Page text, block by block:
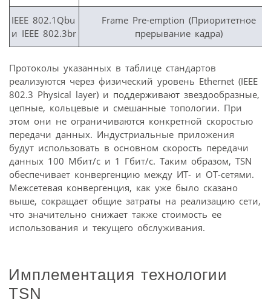
IEEE 802.1Qbu
и IEEE 802.3br
Frame Pre-emption (Приоритетное
прерывание кадра)
Протоколы указанных в таблице стандартов
реализуются через физический уровень Ethernet (IEEE
802.3 Physical layer) и поддерживают звездообразные,
цепные, кольцевые и смешанные топологии. При
этом они не ограничиваются конкретной скоростью
передачи данных. Индустриальные приложения
будут использовать в основном скорость передачи
данных 100 Мбит/с и 1 Гбит/с. Таким образом, TSN
обеспечивает конвергенцию между ИT- и OT-сетями.
Межсетевая конвергенция, как уже было сказано
выше, сокращает общие затраты на реализацию сети,
что значительно снижает также стоимость ее
использования и текущего обслуживания.
Имплементация технологии
TSN